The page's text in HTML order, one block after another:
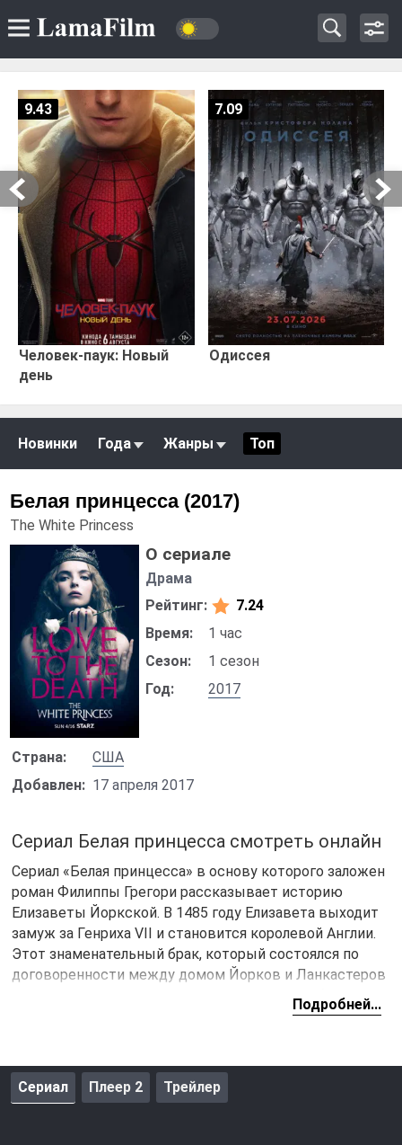
Человек-паук: Новый
день
9.43
Одиссея
7.09
Новинки Года Жанры Топ
Белая принцесса (2017)
The White Princess
О сериале
Драма
Рейтинг:
7.24
Время:
1 час
Сезон:
1 сезон
Год:
2017
Страна:
США
Добавлен: 17 апреля 2017
Сериал Белая принцесса смотреть онлайн
Сериал «Белая принцесса» в основу которого заложен
роман Филиппы Грегори рассказывает историю
Елизаветы Йоркской. В 1485 году Елизавета выходит
замуж за Генриха VII и становится королевой Англии.
Этот знаменательный брак, который состоялся по
договоренности между домом Йорков и Ланкастеров
принес долгожданный мир, после междоусобных
воин. Однако впереди Англию ожидают новые
Елизаветой и королем не заладились, что послужило
причиной нового раскола, который может начать
Подробней...
Сериал Плеер 2 Трейлер